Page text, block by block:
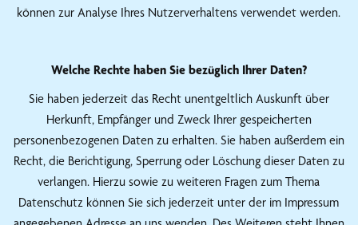
können zur Analyse Ihres Nutzerverhaltens verwendet werden.
Welche Rechte haben Sie bezüglich Ihrer Daten?
Sie haben jederzeit das Recht unentgeltlich Auskunft über
Herkunft, Empfänger und Zweck Ihrer gespeicherten
personenbezogenen Daten zu erhalten. Sie haben außerdem ein
Recht, die Berichtigung, Sperrung oder Löschung dieser Daten zu
verlangen. Hierzu sowie zu weiteren Fragen zum Thema
Datenschutz können Sie sich jederzeit unter der im Impressum